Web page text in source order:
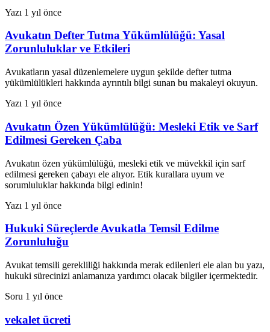
Yazı 1 yıl önce
Avukatın Defter Tutma Yükümlülüğü: Yasal
Zorunluluklar ve Etkileri
Avukatların yasal düzenlemelere uygun şekilde defter tutma
yükümlülükleri hakkında ayrıntılı bilgi sunan bu makaleyi okuyun.
Yazı 1 yıl önce
Avukatın Özen Yükümlülüğü: Mesleki Etik ve Sarf
Edilmesi Gereken Çaba
Avukatın özen yükümlülüğü, mesleki etik ve müvekkil için sarf
edilmesi gereken çabayı ele alıyor. Etik kurallara uyum ve
sorumluluklar hakkında bilgi edinin!
Yazı 1 yıl önce
Hukuki Süreçlerde Avukatla Temsil Edilme
Zorunluluğu
Avukat temsili gerekliliği hakkında merak edilenleri ele alan bu yazı,
hukuki sürecinizi anlamanıza yardımcı olacak bilgiler içermektedir.
Soru 1 yıl önce
vekalet ücreti